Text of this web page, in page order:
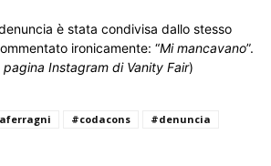
è stata condivisa dallo stesso
ironicamente: “Mi mancavano”.
Instagram di Vanity Fair)
#codacons
#denuncia